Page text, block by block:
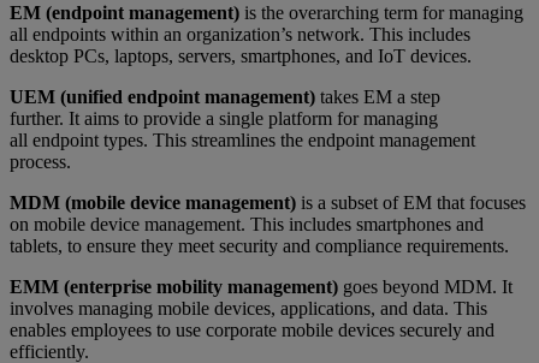
EM (endpoint management) is the overarching term for managing
all endpoints within an organization’s network. This includes
desktop PCs, laptops, servers, smartphones, and IoT devices.
UEM (unified endpoint management) takes EM a step
further. It aims to provide a single platform for managing
all endpoint types. This streamlines the endpoint management
process.
MDM (mobile device management) is a subset of EM that focuses
on mobile device management. This includes smartphones and
tablets, to ensure they meet security and compliance requirements.
EMM (enterprise mobility management) goes beyond MDM. It
involves managing mobile devices, applications, and data. This
enables employees to use corporate mobile devices securely and
efficiently.